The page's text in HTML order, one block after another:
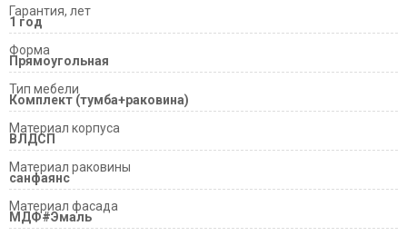
Гарантия, лет
1 год
Форма
Прямоугольная
Тип мебели
Комплект (тумба+раковина)
Материал корпуса
ВЛДСП
Материал раковины
санфаянс
Материал фасада
МДФ#Эмаль